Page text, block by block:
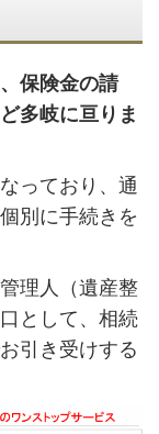
保険金の請
多岐に亘りま
っており、通
別に手続きを
理人（遺産整
として、相続
引き受けする